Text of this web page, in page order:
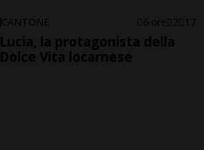
CANTONE 6 ore 2 17
Lucia, la protagonista della
Dolce Vita locarnese